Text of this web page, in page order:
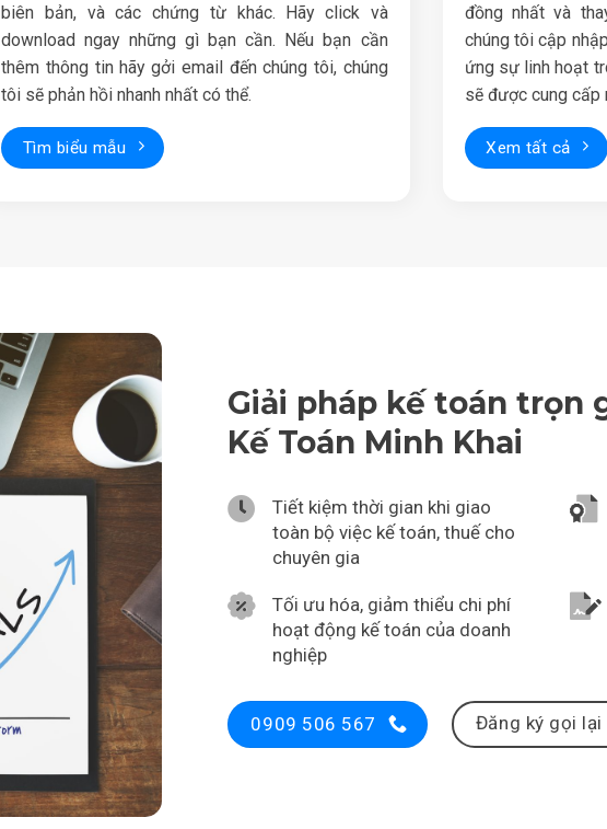
biên bản, và các chứng từ khác. Hãy click và
download ngay những gì bạn cần. Nếu bạn cần
thêm thông tin hãy gởi email đến chúng tôi, chúng
tôi sẽ phản hồi nhanh nhất có thể.
Tìm biểu mẫu
đồng nhất và
chúng tôi cập
ứng sự linh hoạt
sẽ được cung cấp
Xem tất cả
Giải pháp kế toán trọn
Kế Toán Minh Khai
Tiết kiệm thời gian khi giao
toàn bộ việc kế toán, thuế cho
chuyên gia
Tối ưu hóa, giảm thiểu chi phí
hoạt động kế toán của doanh
nghiệp
0909 506 567 Đăng ký gọi lại